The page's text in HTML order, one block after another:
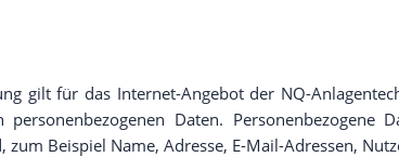
gilt für das Internet-Angebot der NQ-
personenbezogenen Daten.
zum Beispiel Name, Adresse, E-Mail-Adressen,